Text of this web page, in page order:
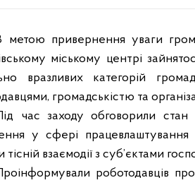
метою привернення уваги
міському центрі
вразливих категорій
громадськістю та
час заходу обговорили
у сфері
тісній взаємодії з суб’єктами
роботодавців